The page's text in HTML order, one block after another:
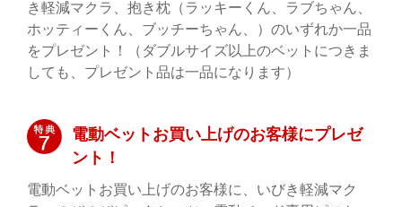
き軽減マクラ、抱き枕（ラッキーくん、ラブちゃん、
ホッティーくん、ブッチーちゃん、）のいずれか一品
をプレゼント！（ダブルサイズ以上のベットにつきま
しても、プレゼント品は一品になります）
電動ベットお買い上げのお客様にプレゼ
ント！
電動ベットお買い上げのお客様に、いびき軽減マク